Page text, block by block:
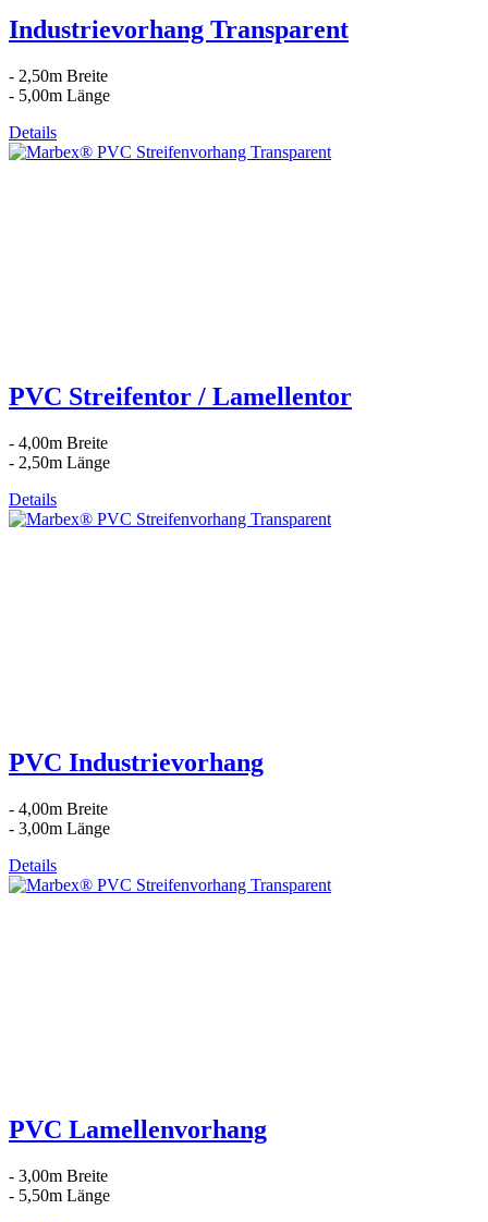
Industrievorhang Transparent
- 2,50m Breite
- 5,00m Länge
Details
PVC Streifentor / Lamellentor
- 4,00m Breite
- 2,50m Länge
Details
PVC Industrievorhang
- 4,00m Breite
- 3,00m Länge
Details
PVC Lamellenvorhang
- 3,00m Breite
- 5,50m Länge